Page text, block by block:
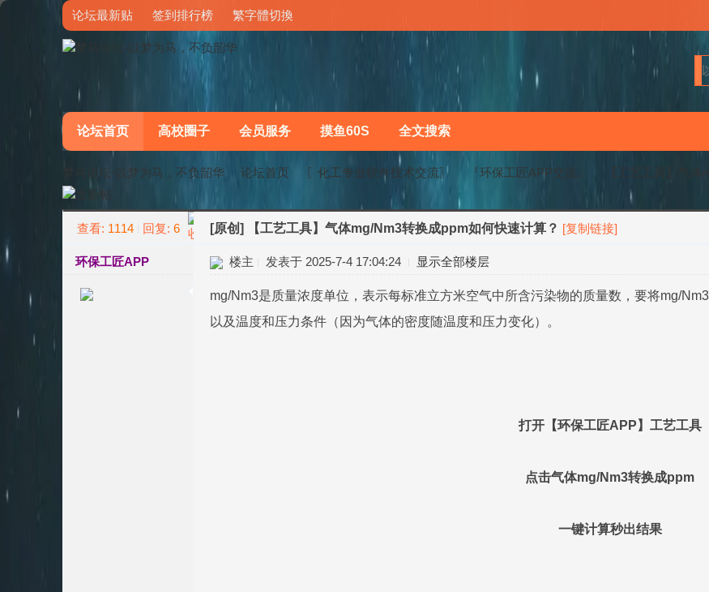
论坛最新贴 签到排行榜 繁字體切換
论坛首页 高校圈子 会员服务 摸鱼60S 全文搜索
梦马论坛-以梦为马，不负韶华 论坛首页 〖化工专业软件技术交流〗 『环保工匠APP交流』
【工艺工具】气
查看: 1114 回复: 6 [原创] 【工艺工具】气体mg/Nm3转换成ppm如何快速计算？ [复制链接]
环保工匠APP 楼主 发表于 2025-7-4 17:04:24 显示全部楼层
mg/Nm3是质量浓度单位，表示每标准立方米空气中所含污染物的质量数，要将mg/
以及温度和压力条件（因为气体的密度随温度和压力变化）。
打开【环保工匠APP】工艺工具
点击气体mg/Nm3转换成ppm
一键计算秒出结果